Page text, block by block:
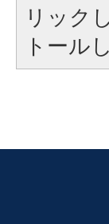
リック
トール